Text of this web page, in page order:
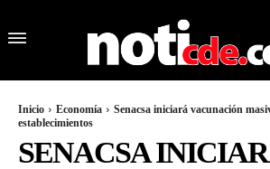
Inicio Economía
Senacsa iniciará vacunación
establecimientos
SENACSA